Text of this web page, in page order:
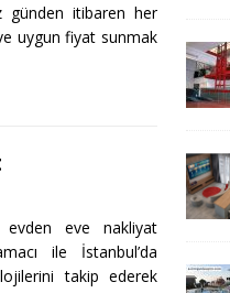
günden itibaren her
uygun fiyat sunmak
evden eve nakliyat
ile İstanbul’da
takip ederek